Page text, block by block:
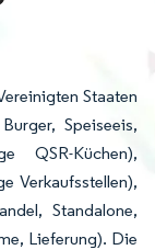
Staaten
Speiseeis,
QSR-Küchen),
Verkaufsstellen),
Standalone,
Lieferung). Die